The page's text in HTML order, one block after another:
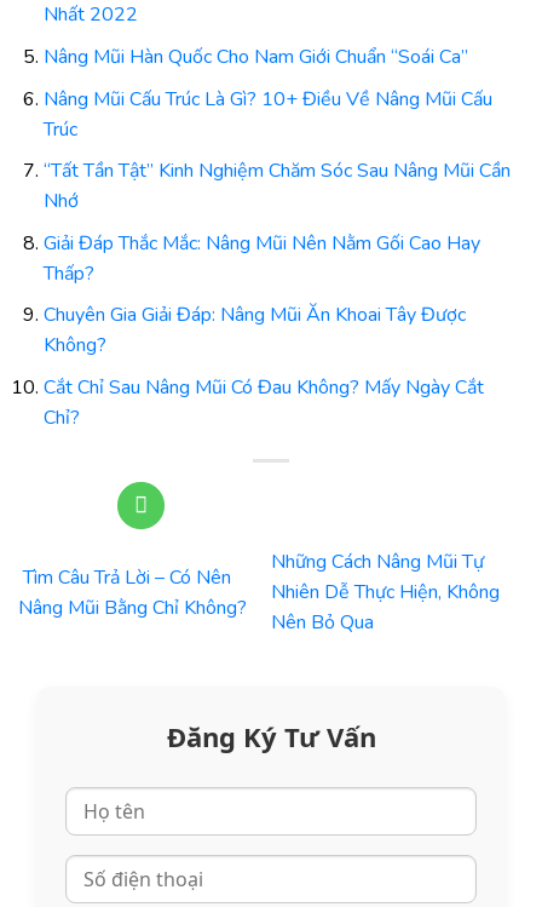
Nhất 2022
Nâng Mũi Hàn Quốc Cho Nam Giới Chuẩn “Soái Ca”
Nâng Mũi Cấu Trúc Là Gì? 10+ Điều Về Nâng Mũi Cấu
Trúc
“Tất Tần Tật” Kinh Nghiệm Chăm Sóc Sau Nâng Mũi Cần
Nhớ
Giải Đáp Thắc Mắc: Nâng Mũi Nên Nằm Gối Cao Hay
Thấp?
Chuyên Gia Giải Đáp: Nâng Mũi Ăn Khoai Tây Được
Không?
Cắt Chỉ Sau Nâng Mũi Có Đau Không? Mấy Ngày Cắt
Chỉ?
Tìm Câu Trả Lời – Có Nên
Nâng Mũi Bằng Chỉ Không?
Những Cách Nâng Mũi Tự
Nhiên Dễ Thực Hiện, Không
Nên Bỏ Qua
Đăng Ký Tư Vấn